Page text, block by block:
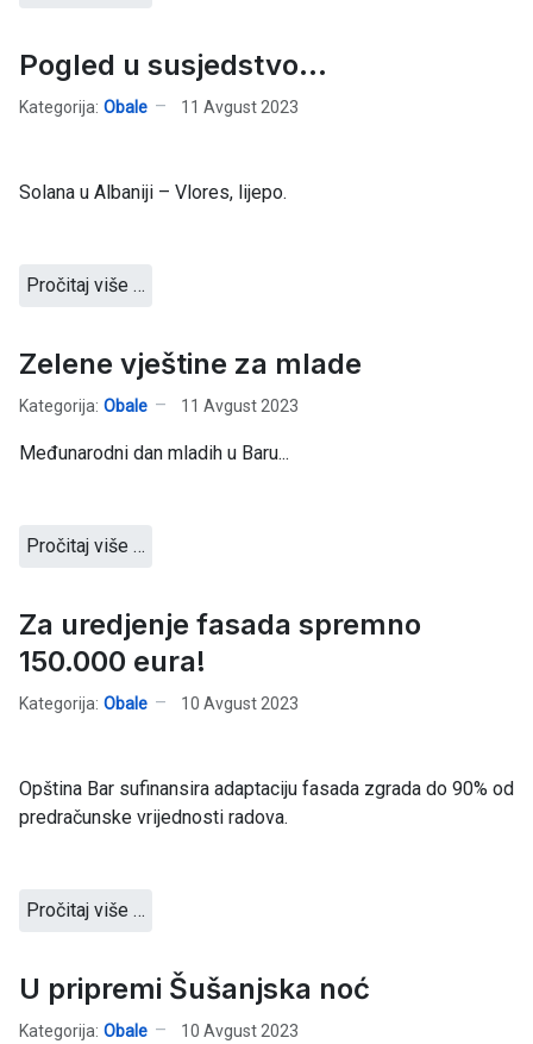
Pogled u susjedstvo...
Kategorija: Obale 11 Avgust 2023
Solana u Albaniji – Vlores, lijepo.
Pročitaj više …
Zelene vještine za mlade
Kategorija: Obale 11 Avgust 2023
Međunarodni dan mladih u Baru...
Pročitaj više …
Za uredjenje fasada spremno
150.000 eura!
Kategorija: Obale 10 Avgust 2023
Opština Bar sufinansira adaptaciju fasada zgrada do 90% od
predračunske vrijednosti radova.
Pročitaj više …
U pripremi Šušanjska noć
Kategorija: Obale 10 Avgust 2023